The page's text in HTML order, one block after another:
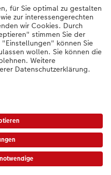
können Sie uns gern anrufen:
Uhr und So.: 10:00 – 18:00
(ggf. auch bei Filialabholung) gem.